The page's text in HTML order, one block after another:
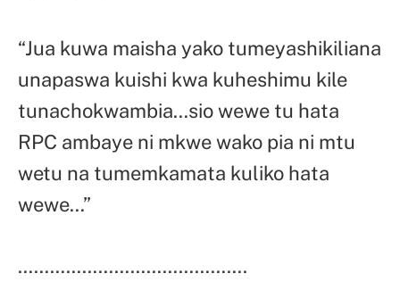
“Jua kuwa maisha yako tumeyashikiliana
unapaswa kuishi kwa kuheshimu kile
tunachokwambia…sio wewe tu hata
RPC ambaye ni mkwe wako pia ni mtu
wetu na tumemkamata kuliko hata
wewe…”
…………………………………….